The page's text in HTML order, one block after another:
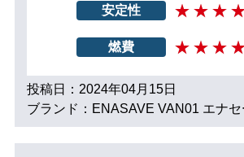
安定性
燃費
投稿日：2024年04月15日
ブランド：ENASAVE VAN01 エナ